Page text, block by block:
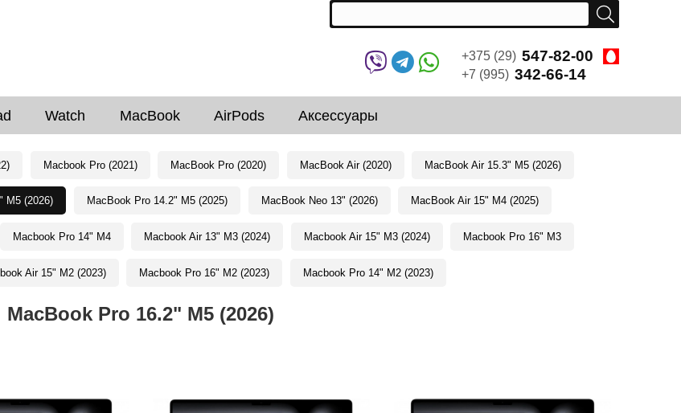
+375 (29) 547-82-00
+7 (995) 342-66-14
Watch MacBook AirPods Аксессуары
Macbook Pro (2021) MacBook Pro (2020) MacBook Air (2020) MacBook Air 15.3" M5 (2026)
M5 (2026) MacBook Pro 14.2" M5 (2025) MacBook Neo 13" (2026) MacBook Air 15" M4 (2025)
Macbook Pro 14" M4 Macbook Air 13" M3 (2024) Macbook Air 15" M3 (2024) Macbook Pro 16" M3
Air 15" M2 (2023) Macbook Pro 16" M2 (2023) Macbook Pro 14" M2 (2023)
MacBook Pro 16.2" M5 (2026)